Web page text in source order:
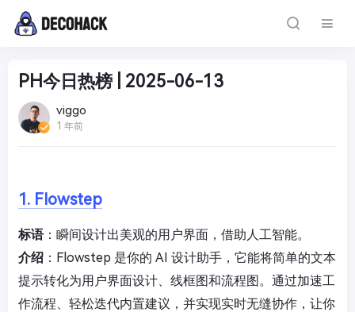
PH今日热榜 | 2025-06-13
viggo
1 年前
1. Flowstep
标语：瞬间设计出美观的用户界面，借助人工智能。
介绍 ：Flowstep 是你的 AI 设计助手，它能将简单的文本
提示转化为用户界面设计、线框图和流程图。通过加速工
作流程、轻松迭代内置建议，并实现实时无缝协作，让你